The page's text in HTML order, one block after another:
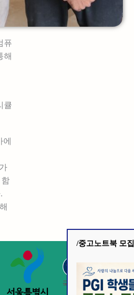
퓨
해
큘
/중고노트북 모집